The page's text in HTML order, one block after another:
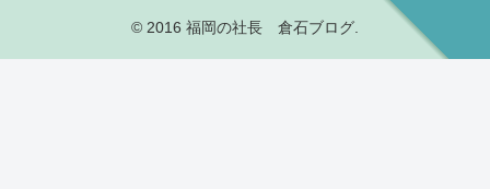
© 2016 福岡の社長 倉石ブログ.